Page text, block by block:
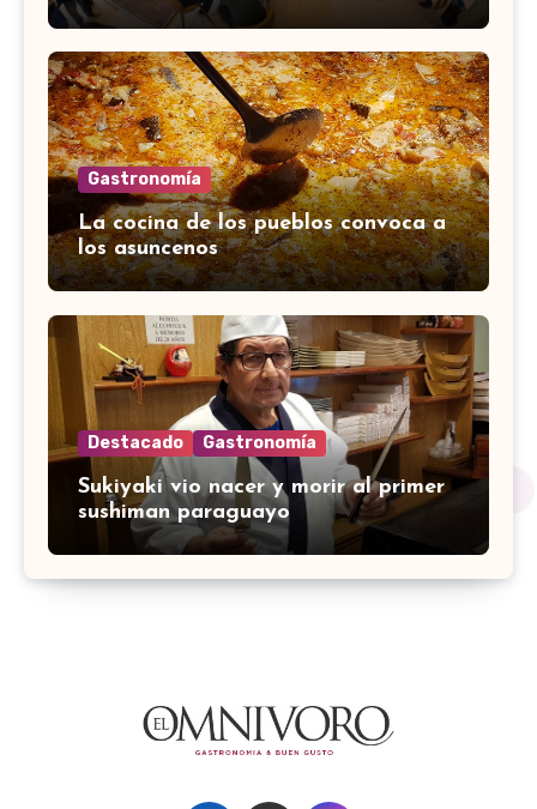
Gastronomía
La cocina de los pueblos convoca a
los asuncenos
Destacado Gastronomía
Sukiyaki vio nacer y morir al primer
sushiman paraguayo